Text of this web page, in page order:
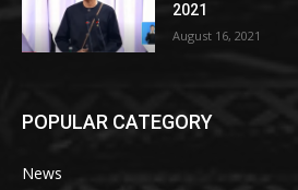
2021
August 16, 2021
POPULAR CATEGORY
News